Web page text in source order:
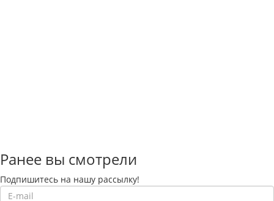
Ранее вы смотрели
Подпишитесь на нашу рассылку!